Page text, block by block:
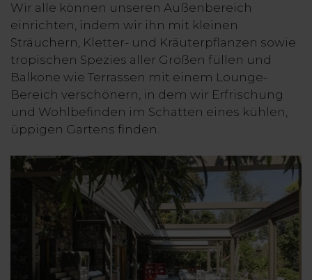
Wir alle können unseren Außenbereich
einrichten, indem wir ihn mit kleinen
Sträuchern, Kletter- und Kräuterpflanzen sowie
tropischen Spezies aller Größen füllen und
Balkone wie Terrassen mit einem Lounge-
Bereich verschönern, in dem wir Erfrischung
und Wohlbefinden im Schatten eines kühlen,
üppigen Gartens finden.